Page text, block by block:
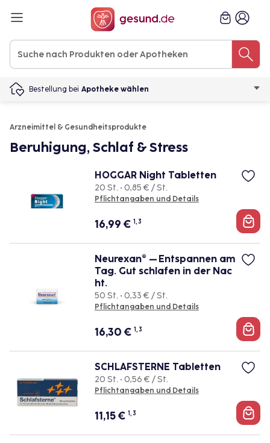
Bestellung bei Apotheke wählen
Arzneimittel & Gesundheitsprodukte
Beruhigung, Schlaf & Stress
HOGGAR Night Tabletten
20 St. • 0,85 € / St.
Pflichtangaben und Details
16,99 € 1, 3
Neurexan® – Entspannen am
Tag. Gut schlafen in der Nac
ht.
50 St. • 0,33 € / St.
Pflichtangaben und Details
16,30 € 1, 3
SCHLAFSTERNE Tabletten
20 St. • 0,56 € / St.
Pflichtangaben und Details
11,15€ 1, 3